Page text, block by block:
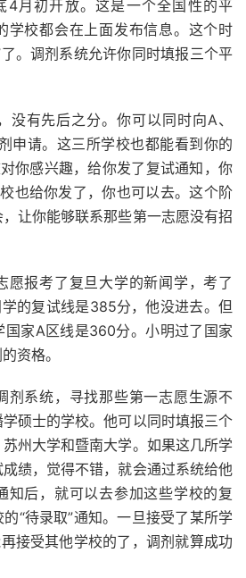
4月初开放。这是一个全国性的平
学校都会在上面发布信息。这个时
。调剂系统允许你同时填报三个平
没有先后之分。你可以同时向A、
申请。这三所学校也都能看到你的
你感兴趣，给你发了复试通知，你
也给你发了，你也可以去。这个阶
让你能够联系那些第一志愿没有招
愿报考了复旦大学的新闻学，考了
的复试线是385分，他没进去。但
国家A区线是360分。小明过了国家
资格。
剂系统，寻找那些第一志愿生源不
硕士的学校。他可以同时填报三个
州大学和暨南大学。如果这几所学
绩，觉得不错，就会通过系统给他
知后，就可以去参加这些学校的复
“待录取”通知。一旦接受了某所学
接受其他学校的了，调剂就算成功